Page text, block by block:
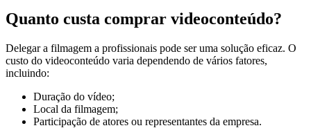
Quanto custa comprar videoconteúdo?
Delegar a filmagem a profissionais pode ser uma solução eficaz. O
custo do videoconteúdo varia dependendo de vários fatores,
incluindo:
Duração do vídeo;
Local da filmagem;
Participação de atores ou representantes da empresa.